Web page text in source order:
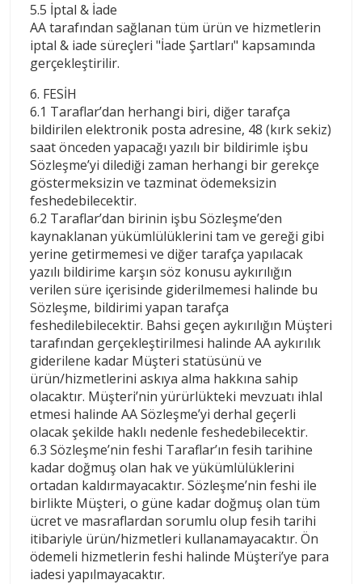
5.5 İptal & İade
AA tarafından sağlanan tüm ürün ve hizmetlerin
iptal & iade süreçleri "İade Şartları" kapsamında
gerçekleştirilir.
6. FESİH
6.1 Taraflar’dan herhangi biri, diğer tarafça
bildirilen elektronik posta adresine, 48 (kırk sekiz)
saat önceden yapacağı yazılı bir bildirimle işbu
Sözleşme’yi dilediği zaman herhangi bir gerekçe
göstermeksizin ve tazminat ödemeksizin
feshedebilecektir.
6.2 Taraflar’dan birinin işbu Sözleşme’den
kaynaklanan yükümlülüklerini tam ve gereği gibi
yerine getirmemesi ve diğer tarafça yapılacak
yazılı bildirime karşın söz konusu aykırılığın
verilen süre içerisinde giderilmemesi halinde bu
Sözleşme, bildirimi yapan tarafça
feshedilebilecektir. Bahsi geçen aykırılığın Müşteri
tarafından gerçekleştirilmesi halinde AA aykırılık
giderilene kadar Müşteri statüsünü ve
ürün/hizmetlerini askıya alma hakkına sahip
olacaktır. Müşteri’nin yürürlükteki mevzuatı ihlal
etmesi halinde AA Sözleşme’yi derhal geçerli
olacak şekilde haklı nedenle feshedebilecektir.
6.3 Sözleşme’nin feshi Taraflar’ın fesih tarihine
kadar doğmuş olan hak ve yükümlülüklerini
ortadan kaldırmayacaktır. Sözleşme’nin feshi ile
birlikte Müşteri, o güne kadar doğmuş olan tüm
ücret ve masraflardan sorumlu olup fesih tarihi
itibariyle ürün/hizmetleri kullanamayacaktır. Ön
ödemeli hizmetlerin feshi halinde Müşteri’ye para
iadesi yapılmayacaktır.